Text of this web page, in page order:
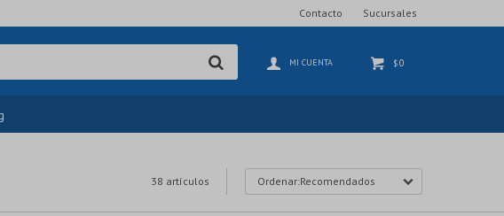
$0
Contacto Sucursales
38 artículos Recomendados